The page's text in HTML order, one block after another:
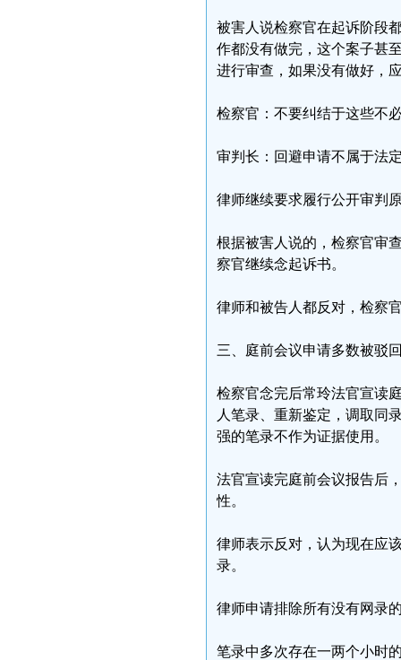
被害人说检察官在起诉阶段
作都没有做完，这个案子甚
进行审查，如果没有做好，
检察官：不要纠结于这些不
审判长：回避申请不属于法
律师继续要求履行公开审判
根据被害人说的，检察官审
察官继续念起诉书。
律师和被告人都反对，检察
三、庭前会议申请多数被驳
检察官念完后常玲法官宣读
人笔录、重新鉴定，调取同
强的笔录不作为证据使用。
法官宣读完庭前会议报告后
性。
律师表示反对，认为现在应
录。
律师申请排除所有没有网录
笔录中多次存在一两个小时